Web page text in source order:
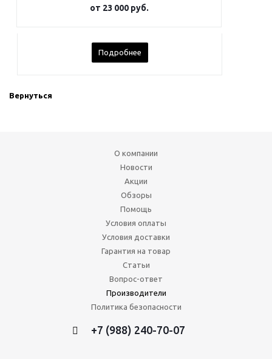
от 23 000 руб.
Подробнее
Вернуться
О компании
Новости
Акции
Обзоры
Помощь
Условия оплаты
Условия доставки
Гарантия на товар
Статьи
Вопрос-ответ
Производители
Политика безопасности
+7 (988) 240-70-07